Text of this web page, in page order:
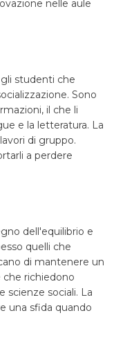
nelle aule
studenti che
Sono
il che li
e la letteratura. La
di gruppo.
a perdere
dell'equilibrio e
quelli che
di mantenere un
che richiedono
scienze sociali. La
una sfida quando